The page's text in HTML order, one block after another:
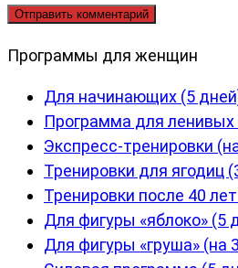
Программы для женщин
Для начинающих (5
Программа для ленивых
Экспресс-тренировки
Тренировки для ягодиц
Тренировки после 40
Для фигуры «яблоко» (5
Для фигуры «груша» (на